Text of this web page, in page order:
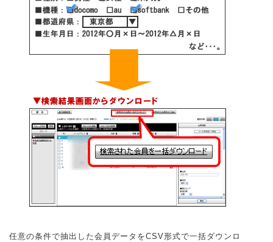
任意の条件で抽出した会員データをCSV形式で一括ダウンロ